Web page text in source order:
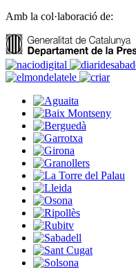
Amb la col·laboració de: